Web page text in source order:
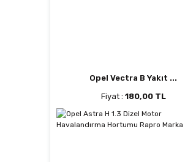
Opel Vectra B Yakıt ...
Fiyat : 180,00 TL